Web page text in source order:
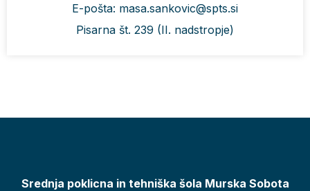
E-pošta: masa.sankovic@spts.si
Pisarna št. 239 (II. nadstropje)
Srednja poklicna in tehniška šola Murska Sobota